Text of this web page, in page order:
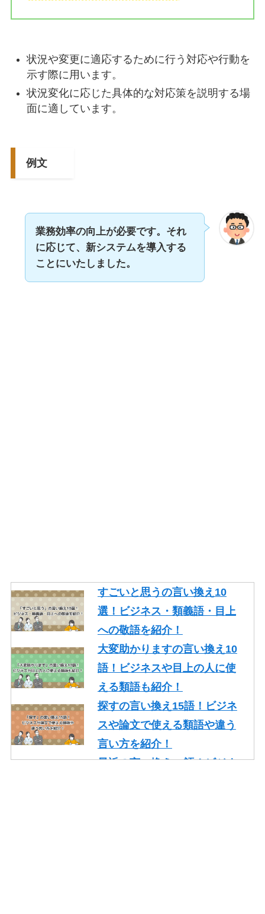
状況や変更に適応するために行う対応や行動を
示す際に用います。
状況変化に応じた具体的な対応策を説明する場
面に適しています。
例文
業務効率の向上が必要です。それ
に応じて、新システムを導入する
ことにいたしました。
すごいと思うの言い換え10
選！ビジネス・類義語・目上
への敬語を紹介！
大変助かりますの言い換え10
語！ビジネスや目上の人に使
える類語も紹介！
探すの言い換え15語！ビジネ
スや論文で使える類語や違う
言い方を紹介！
最近の言い換え15語！ビジネ